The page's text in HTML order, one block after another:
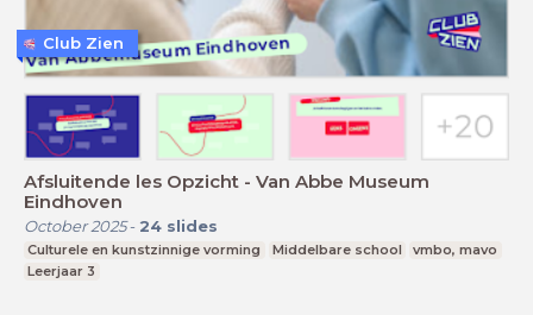
Afsluitende les Opzicht - Van Abbe Museum
Eindhoven
October 2025- 24 slides
Culturele en kunstzinnige vorming Middelbare school
vmbo, mavo
Leerjaar 3
Club Zien